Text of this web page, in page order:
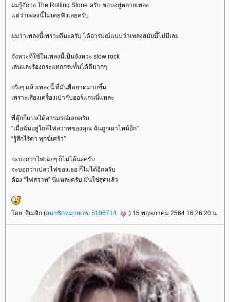
ผมรู้จักวง The Rolling Stone ครับ ชอบอยู่หลายเพลง
ต่ว่าเพลงนี้ไม่เคยฟังเลยครับ
ผมว่าเพลงนี้เพราะดีนะครับ ได้อารมณ์แบบว่าเพลงสมัยนี้ไม่มีเล
จังหวะที่ใช้ในเพลงนี้เป็นจังหวะ slow rock
เล่นและร้องกระแทกกระทั้นได้ดีมากๆ
จริงๆ แล้วเพลงนี้ ที่มันยืดยาดมากขึ้น
เพราะเสียงเครื่องเป่ากับออร์แกนนี่แหละ
พี่ตุ๊กก็แปลได้อารมรณ์เลยครับ
“เมื่อฉันอยู่ใกล้ไฟสวาทของคุณ ฉันถูกเผาไหม้อีก”
“รู้สึกไร้ค่า ทุกข์เศร้า”
จะบอกว่าไฟเฉยๆ ก็ไม่ได้นะครับ
จะบอกว่าเปลวไฟของเธอ ก็ไม่ได้อีกครับ
ต้อง “ไฟสวาท” นี่แหละครับ มันใช่สุดแล้ว
ดย: สีเมจิก (สมาชิกหมายเลข 5106714 ) 15 พฤษภาคม 2564 16:26:20 น.